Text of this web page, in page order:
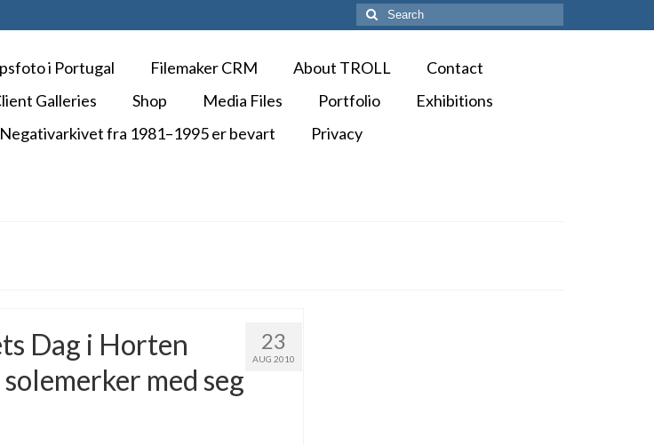
Search
for:
i Portugal Filemaker CRM About TROLL
Contact
Galleries Shop Media Files Portfolio
Exhibitions
Negativarkivet fra 1981–1995 er bevart Privacy
23
AUG 2010
Dag i Horten
med seg